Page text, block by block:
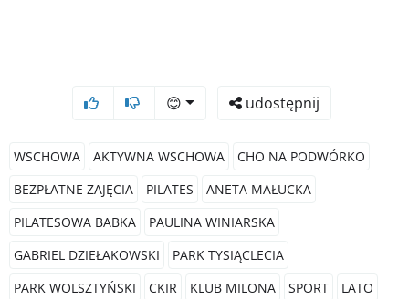
😊 udostępnij
WSCHOWA AKTYWNA WSCHOWA
CHO NA PODWÓRKO
BEZPŁATNE ZAJĘCIA
PILATES
ANETA MAŁUCKA
PILATESOWA BABKA
PAULINA WINIARSKA
GABRIEL DZIEŁAKOWSKI
PARK TYSIĄCLECIA
PARK WOLSZTYŃSKI
CKIR KLUB MILONA SPORT
LATO